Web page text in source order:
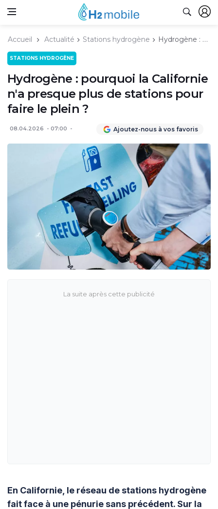
Accueil Actualité Stations hydrogène Hydrogène : pourquoi la Californie n'a presque plus de stations pour faire le plein ?
STATIONS HYDROGÈNE
Hydrogène : pourquoi la Californie
n'a presque plus de stations pour
faire le plein ?
08.04.2026 07:00 Ajoutez-nous à vos favoris
En Californie, le réseau de stations hydrogène
fait face à une pénurie sans précédent. Sur la